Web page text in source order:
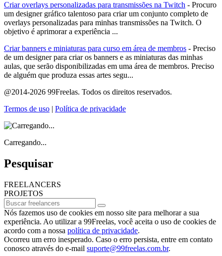
Criar overlays personalizadas para transmissões na Twitch - Procuro
um designer gráfico talentoso para criar um conjunto completo de
overlays personalizadas para minhas transmissões na Twitch. O
objetivo é aprimorar a experiência ...
Criar banners e miniaturas para curso em área de membros - Preciso
de um designer para criar os banners e as miniaturas das minhas
aulas, que serão disponibilizadas em uma área de membros. Preciso
de alguém que produza essas artes segu...
@2014-2026 99Freelas. Todos os direitos reservados.
Termos de uso | Política de privacidade
Carregando...
Pesquisar
FREELANCERS
PROJETOS
Nós fazemos uso de cookies em nosso site para melhorar a sua
experiência. Ao utilizar a 99Freelas, você aceita o uso de cookies de
acordo com a nossa política de privacidade.
Ocorreu um erro inesperado. Caso o erro persista, entre em contato
conosco através do e-mail suporte@99freelas.com.br.